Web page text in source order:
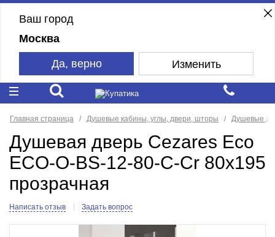
Ваш город
Москва
Да, верно Изменить
Главная страница Душевые кабины, углы, двери, шторы Душевые
Душевая дверь Cezares Eco
ECO-O-BS-12-80-C-Cr 80x195
прозрачная
Написать отзыв Задать вопрос